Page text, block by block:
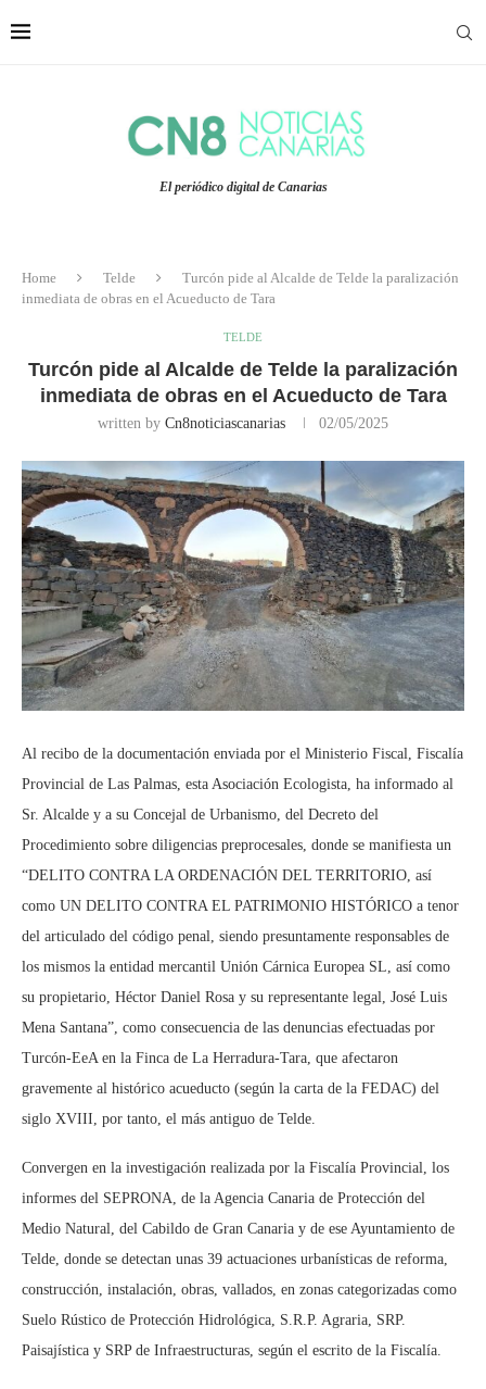
El periódico digital de Canarias
Home Telde
Turcón pide al Alcalde de Telde la paralización
inmediata de obras en el Acueducto de Tara
TELDE
Turcón pide al Alcalde de Telde la paralización
inmediata de obras en el Acueducto de Tara
written by Cn8noticiascanarias 02/05/2025
Al recibo de la documentación enviada por el Ministerio Fiscal, Fiscalía
Provincial de Las Palmas, esta Asociación Ecologista, ha informado al
Sr. Alcalde y a su Concejal de Urbanismo, del Decreto del
Procedimiento sobre diligencias preprocesales, donde se manifiesta un
“DELITO CONTRA LA ORDENACIÓN DEL TERRITORIO, así
como UN DELITO CONTRA EL PATRIMONIO HISTÓRICO a tenor
del articulado del código penal, siendo presuntamente responsables de
los mismos la entidad mercantil Unión Cárnica Europea SL, así como
su propietario, Héctor Daniel Rosa y su representante legal, José Luis
Mena Santana”, como consecuencia de las denuncias efectuadas por
Turcón-EeA en la Finca de La Herradura-Tara, que afectaron
gravemente al histórico acueducto (según la carta de la FEDAC) del
siglo XVIII, por tanto, el más antiguo de Telde.
Convergen en la investigación realizada por la Fiscalía Provincial, los
informes del SEPRONA, de la Agencia Canaria de Protección del
Medio Natural, del Cabildo de Gran Canaria y de ese Ayuntamiento de
Telde, donde se detectan unas 39 actuaciones urbanísticas de reforma,
construcción, instalación, obras, vallados, en zonas categorizadas como
Suelo Rústico de Protección Hidrológica, S.R.P. Agraria, SRP.
Paisajística y SRP de Infraestructuras, según el escrito de la Fiscalía.